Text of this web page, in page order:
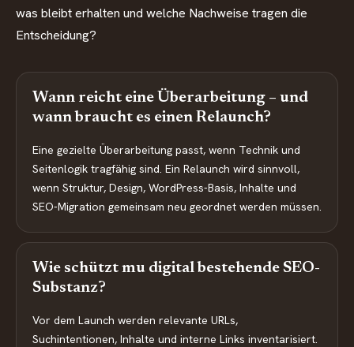
was bleibt erhalten und welche Nachweise tragen die
Entscheidung?
Wann reicht eine Überarbeitung – und
wann braucht es einen Relaunch?
Eine gezielte Überarbeitung passt, wenn Technik und
Seitenlogik tragfähig sind. Ein Relaunch wird sinnvoll,
wenn Struktur, Design, WordPress-Basis, Inhalte und
SEO-Migration gemeinsam neu geordnet werden müssen.
Wie schützt mu digital bestehende SEO-
Substanz?
Vor dem Launch werden relevante URLs,
Suchintentionen, Inhalte und interne Links inventarisiert.